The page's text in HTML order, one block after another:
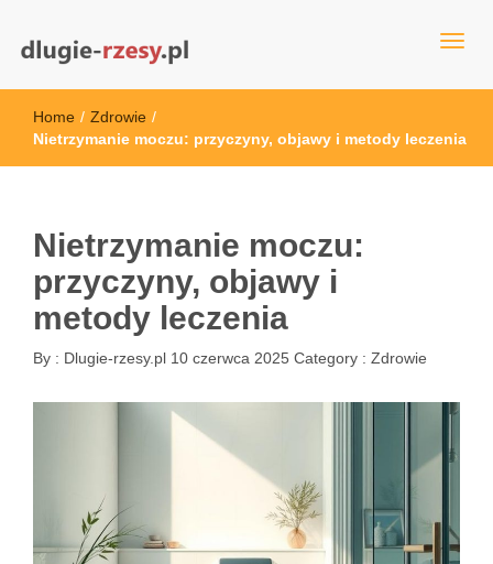
dlugie-rzesy.pl
Home / Zdrowie /
Nietrzymanie moczu: przyczyny, objawy i metody leczenia
Nietrzymanie moczu:
przyczyny, objawy i
metody leczenia
By : Dlugie-rzesy.pl 10 czerwca 2025 Category : Zdrowie